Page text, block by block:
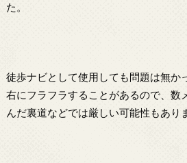
た。
徒歩ナビとして使用しても問題は無か
右にフラフラすることがあるので、数
んだ裏道などでは厳しい可能性もあり